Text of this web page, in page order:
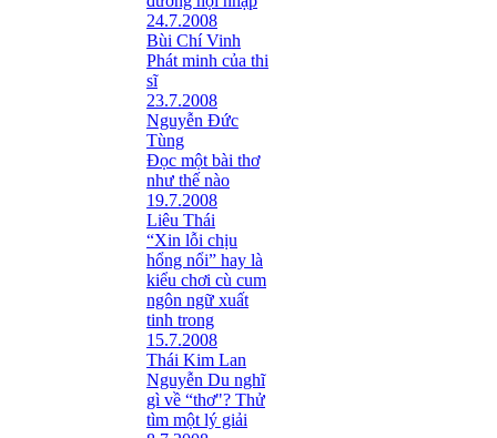
24.7.2008
Bùi Chí Vinh
Phát minh của thi
sĩ
23.7.2008
Nguyễn Đức
Tùng
Ðọc một bài thơ
như thế nào
19.7.2008
Liêu Thái
“Xin lỗi chịu
hổng nổi” hay là
kiểu chơi cù cum
ngôn ngữ xuất
tinh trong
15.7.2008
Thái Kim Lan
Nguyễn Du nghĩ
gì về “thơ"? Thử
tìm một lý giải